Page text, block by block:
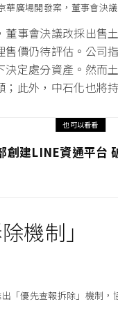
華廣場開發案，董事會決
事會決議改採出售
價仍待評估。公司
定處分資產。然而
此外，中石化也將
也可以看看
創建LINE資通平台
機制」
「優先查報拆除」機制，